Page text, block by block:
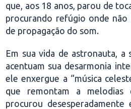
que, aos 18 anos, parou de
procurando refúgio onde não
de propagação do som.
Em sua vida de astronauta, a
acentuam sua desarmonia
ele enxergue a “música
que remontam a melodias
procurou desesperadamente